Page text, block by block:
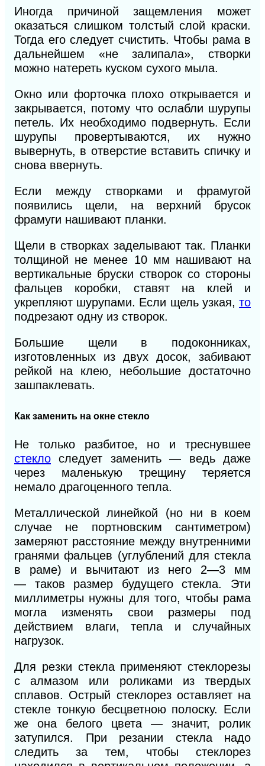
Иногда причиной защемления может
оказаться слишком толстый слой краски.
Тогда его следует счистить. Чтобы рама в
дальнейшем «не залипала», створки
можно натереть куском сухого мыла.
Окно или форточка плохо открывается и
закрывается, потому что ослабли шурупы
петель. Их необходимо подвернуть. Если
шурупы провертываются, их нужно
вывернуть, в отверстие вставить спичку и
снова ввернуть.
Если между створками и фрамугой
появились щели, на верхний брусок
фрамуги нашивают планки.
Щели в створках заделывают так. Планки
толщиной не менее 10 мм нашивают на
вертикальные бруски створок со стороны
фальцев коробки, ставят на клей и
укрепляют шурупами. Если щель узкая, то
подрезают одну из створок.
Большие щели в подоконниках,
изготовленных из двух досок, забивают
рейкой на клею, небольшие достаточно
зашпаклевать.
Как заменить на окне стекло
Не только разбитое, но и треснувшее
стекло следует заменить — ведь даже
через маленькую трещину теряется
немало драгоценного тепла.
Металлической линейкой (но ни в коем
случае не портновским сантиметром)
замеряют расстояние между внутренними
гранями фальцев (углублений для стекла
в раме) и вычитают из него 2—3 мм
— таков размер будущего стекла. Эти
миллиметры нужны для того, чтобы рама
могла изменять свои размеры под
действием влаги, тепла и случайных
нагрузок.
Для резки стекла применяют стеклорезы
с алмазом или роликами из твердых
сплавов. Острый стеклорез оставляет на
стекле тонкую бесцветною полоску. Если
же она белого цвета — значит, ролик
затупился. При резании стекла надо
следить за тем, чтобы стеклорез